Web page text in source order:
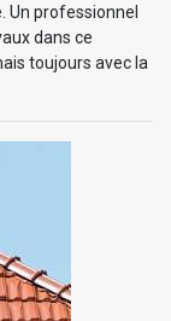
Un professionnel
dans ce
toujours avec la